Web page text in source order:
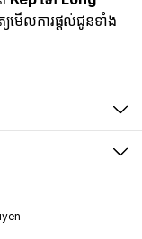
យមើលការផ្តល់ជូនទាំង